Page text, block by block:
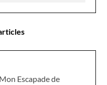
Escapade de